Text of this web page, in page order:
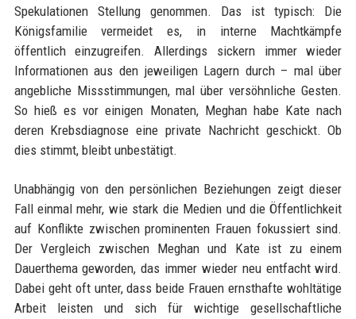
Spekulationen Stellung genommen. Das ist typisch: Die
Königsfamilie vermeidet es, in interne Machtkämpfe
öffentlich einzugreifen. Allerdings sickern immer wieder
Informationen aus den jeweiligen Lagern durch – mal über
angebliche Missstimmungen, mal über versöhnliche Gesten.
So hieß es vor einigen Monaten, Meghan habe Kate nach
deren Krebsdiagnose eine private Nachricht geschickt. Ob
dies stimmt, bleibt unbestätigt.
Unabhängig von den persönlichen Beziehungen zeigt dieser
Fall einmal mehr, wie stark die Medien und die Öffentlichkeit
auf Konflikte zwischen prominenten Frauen fokussiert sind.
Der Vergleich zwischen Meghan und Kate ist zu einem
Dauerthema geworden, das immer wieder neu entfacht wird.
Dabei geht oft unter, dass beide Frauen ernsthafte wohltätige
Arbeit leisten und sich für wichtige gesellschaftliche